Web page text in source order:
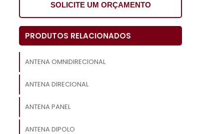
SOLICITE UM ORÇAMENTO
PRODUTOS RELACIONADOS
ANTENA OMNIDIRECIONAL
ANTENA DIRECIONAL
ANTENA PANEL
ANTENA DIPOLO